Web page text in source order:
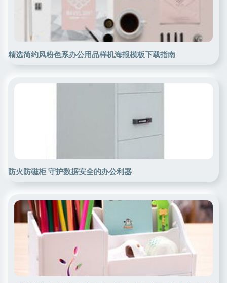
精选简约风粉色系办公用品样机海报模板下载指南
防火防磁柜 守护数据安全的办公利器